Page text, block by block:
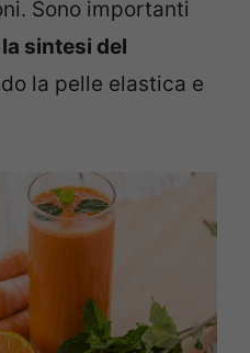
Sono importanti
sintesi del
la pelle elastica e